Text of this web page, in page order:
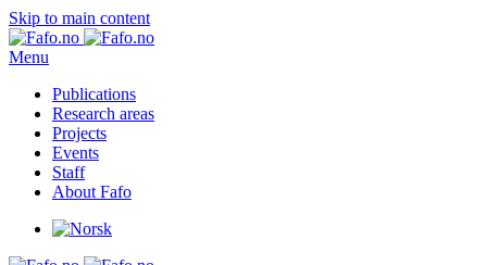
Skip to main content
Menu
Publications
Research areas
Projects
Events
Staff
About Fafo